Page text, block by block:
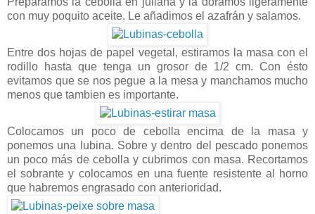
con muy poquito aceite. Le añadimos el azafrán y salamos.
Entre dos hojas de papel vegetal, estiramos la masa con el
rodillo hasta que tenga un grosor de 1/2 cm. Con ésto
evitamos que se nos pegue a la mesa y manchamos mucho
menos que tambien es importante.
Colocamos un poco de cebolla encima de la masa y
ponemos una lubina. Sobre y dentro del pescado ponemos
un poco más de cebolla y cubrimos con masa. Recortamos
el sobrante y colocamos en una fuente resistente al horno
que habremos engrasado con anterioridad.